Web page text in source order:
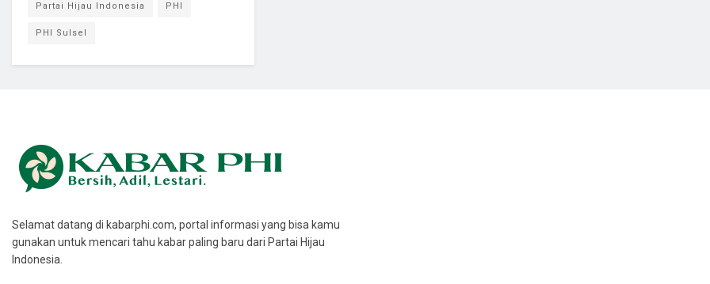
Partai Hijau Indonesia PHI
PHI Sulsel
Selamat datang di kabarphi.com, portal informasi yang bisa kamu
gunakan untuk mencari tahu kabar paling baru dari Partai Hijau
Indonesia.